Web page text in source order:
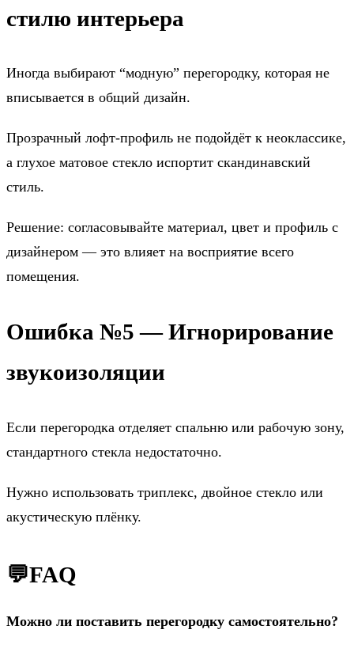
стилю интерьера
Иногда выбирают “модную” перегородку, которая не
вписывается в общий дизайн.
Прозрачный лофт-профиль не подойдёт к неоклассике,
а глухое матовое стекло испортит скандинавский
стиль.
Решение: согласовывайте материал, цвет и профиль с
дизайнером — это влияет на восприятие всего
помещения.
Ошибка №5 — Игнорирование
звукоизоляции
Если перегородка отделяет спальню или рабочую зону,
стандартного стекла недостаточно.
Нужно использовать триплекс, двойное стекло или
акустическую плёнку.
💬FAQ
Можно ли поставить перегородку самостоятельно?